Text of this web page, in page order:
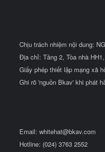
Chịu trách nhiệm nội dung:
Địa chỉ: Tầng 2, Tòa nhà
Giấy phép thiết lập mạng xã
Ghi rõ 'nguồn Bkav' khi phát
Email: whitehat@bkav.com
Hotline: (024) 3763 2552